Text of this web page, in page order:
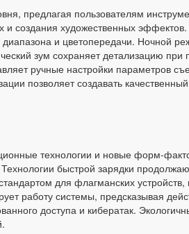
предлагая пользователям
создания художественных
и цветопередачи. Ночной
зум сохраняет детализацию при
ручные настройки параметров
позволяет создавать
технологии и новые форм-
быстрой зарядки
для флагманских устройств,
работу системы, предсказывая
доступа и кибератак.